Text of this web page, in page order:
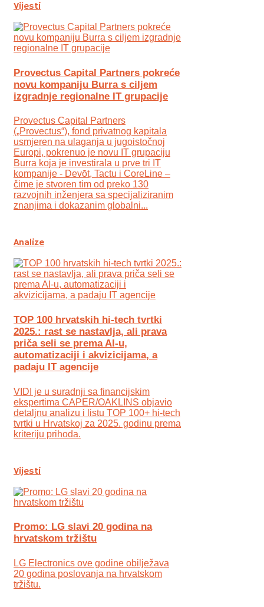
Vijesti
Provectus Capital Partners pokreće
novu kompaniju Burra s ciljem
izgradnje regionalne IT grupacije
Provectus Capital Partners
(„Provectus“), fond privatnog kapitala
usmjeren na ulaganja u jugoistočnoj
Europi, pokrenuo je novu IT grupaciju
Burra koja je investirala u prve tri IT
kompanije - Devōt, Tactu i CoreLine –
čime je stvoren tim od preko 130
razvojnih inženjera sa specijaliziranim
znanjima i dokazanim globalni...
Analize
TOP 100 hrvatskih hi-tech tvrtki
2025.: rast se nastavlja, ali prava
priča seli se prema AI-u,
automatizaciji i akvizicijama, a
padaju IT agencije
VIDI je u suradnji sa financijskim
ekspertima CAPER/OAKLINS objavio
detaljnu analizu i listu TOP 100+ hi-tech
tvrtki u Hrvatskoj za 2025. godinu prema
kriteriju prihoda.
Vijesti
Promo: LG slavi 20 godina na
hrvatskom tržištu
LG Electronics ove godine obilježava
20 godina poslovanja na hrvatskom
tržištu.